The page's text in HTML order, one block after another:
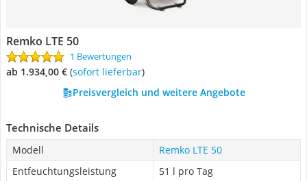
Remko LTE 50
1 Bewertungen
ab 1.934,00 € ( Sofort lieferbar)
Preisvergleich und weitere Angebote
Technische Details
Modell
Remko LTE 50
Entfeuchtungsleistung
51 l pro Tag